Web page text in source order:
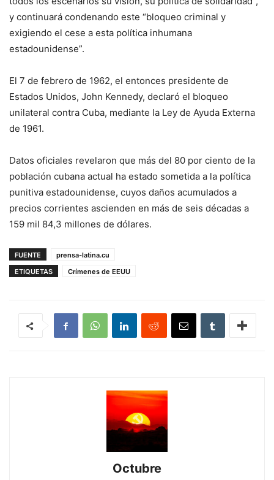
y continuará condenando este “bloqueo criminal y
exigiendo el cese a esta política inhumana
estadounidense”.
El 7 de febrero de 1962, el entonces presidente de
Estados Unidos, John Kennedy, declaró el bloqueo
unilateral contra Cuba, mediante la Ley de Ayuda Externa
de 1961.
Datos oficiales revelaron que más del 80 por ciento de la
población cubana actual ha estado sometida a la política
punitiva estadounidense, cuyos daños acumulados a
precios corrientes ascienden en más de seis décadas a
159 mil 84,3 millones de dólares.
FUENTE
prensa-latina.cu
ETIQUETAS
Crímenes de EEUU
Octubre